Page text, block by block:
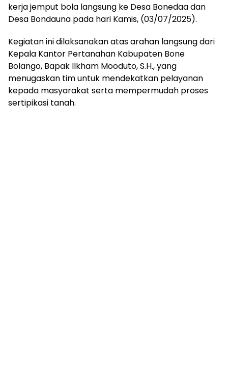
kerja jemput bola langsung ke Desa Bonedaa dan
Desa Bondauna pada hari Kamis, (03/07/2025).
Kegiatan ini dilaksanakan atas arahan langsung dari
Kepala Kantor Pertanahan Kabupaten Bone
Bolango, Bapak Ilkham Mooduto, S.H., yang
menugaskan tim untuk mendekatkan pelayanan
kepada masyarakat serta mempermudah proses
sertipikasi tanah.